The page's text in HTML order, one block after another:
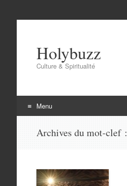
Holybuzz
Culture & Spiritualité
Menu
Archives du mot-clef :